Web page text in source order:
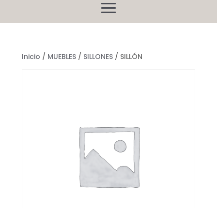
Inicio / MUEBLES/ SILLONES/ SILLÓN